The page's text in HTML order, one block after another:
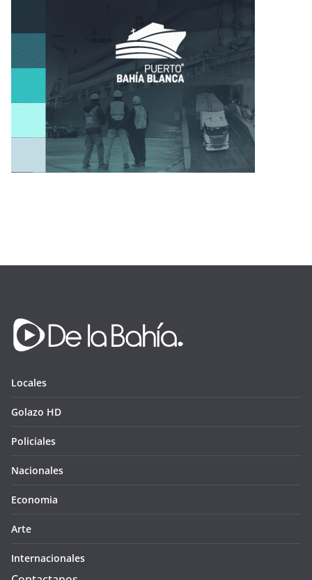
Locales
Golazo HD
Policiales
Nacionales
Economia
Arte
Internacionales